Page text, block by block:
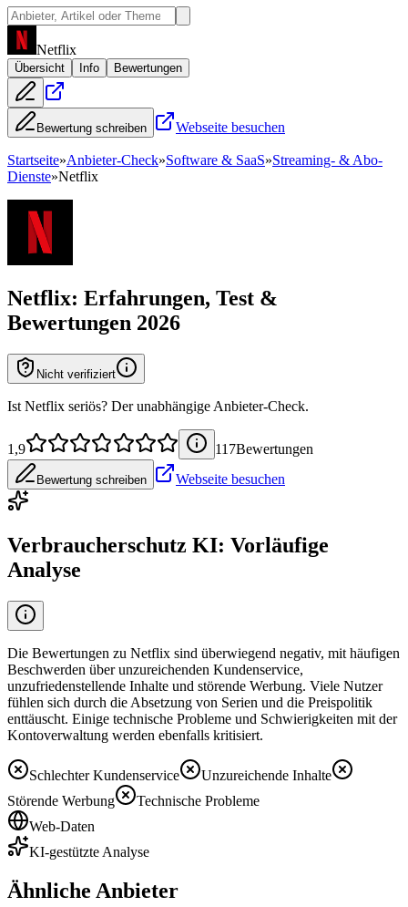
Netflix
Übersicht Info Bewertungen
Bewertung schreiben Webseite besuchen
Startseite»Anbieter-Check»Software & SaaS»Streaming- & Abo-
Dienste»Netflix
Netflix: Erfahrungen, Test &
Bewertungen 2026
Nicht verifiziert
Ist Netflix seriös? Der unabhängige Anbieter-Check.
1,9 117Bewertungen
Bewertung schreiben Webseite besuchen
Verbraucherschutz KI: Vorläufige
Analyse
Die Bewertungen zu Netflix sind überwiegend negativ, mit häufigen
Beschwerden über unzureichenden Kundenservice,
unzufriedenstellende Inhalte und störende Werbung. Viele Nutzer
fühlen sich durch die Absetzung von Serien und die Preispolitik
enttäuscht. Einige technische Probleme und Schwierigkeiten mit der
Kontoverwaltung werden ebenfalls kritisiert.
Schlechter Kundenservice
Unzureichende Inhalte
Störende Werbung
Technische Probleme
Web-Daten
KI-gestützte Analyse
Ähnliche Anbieter